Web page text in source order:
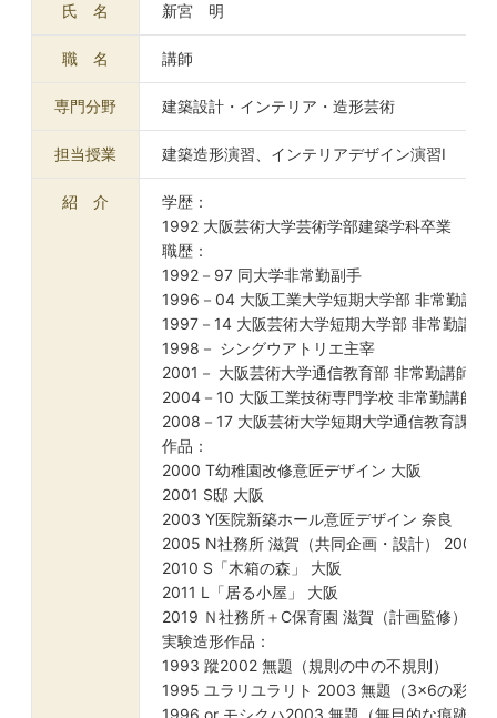
氏 名 新宮 明
職 名 講師
専門分野 建築設計・インテリア・造形芸術
担当授業 建築造形演習、インテリアデザイン演習Ⅰ
紹 介
学歴：
1992 大阪芸術大学芸術学部建築学科卒業
職歴：
1992－97 同大学非常勤副手
1996－04 大阪工業大学短期大学部 非常勤講師
1997－14 大阪芸術大学短期大学部 非常勤講師
1998－ シングウアトリエ主宰
2001－ 大阪芸術大学通信教育部 非常勤講師
2004－10 大阪工業技術専門学校 非常勤講師
2008－17 大阪芸術大学短期大学通信教育課程
作品：
2000 T幼稚園改修意匠デザイン 大阪
2001 S邸 大阪
2003 Y医院新築ホール意匠デザイン 奈良
2005 N社務所 滋賀（共同企画・設計） 2006
2010 S「木箱の森」 大阪
2011 L「居る小屋」 大阪
2019 Ｎ社務所＋C保育園 滋賀（計画監修）など
実験造形作品：
1993 蹤2002 無題（規則の中の不規則）
1995 ユラリユラリト 2003 無題（3×6の彩り
1996 or モシクハ2003 無題（無目的な痕跡の